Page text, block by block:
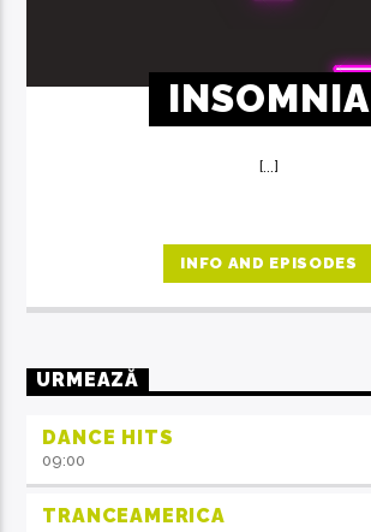
INSOMNIA
[...]
INFO AND EPISODES
URMEAZĂ
DANCE HITS
09:00
TRANCEAMERICA